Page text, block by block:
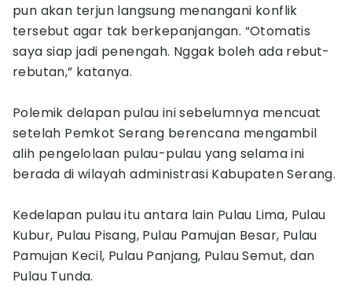
pun akan terjun langsung menangani konflik
tersebut agar tak berkepanjangan. “Otomatis
saya siap jadi penengah. Nggak boleh ada rebut-
rebutan,” katanya.
Polemik delapan pulau ini sebelumnya mencuat
setelah Pemkot Serang berencana mengambil
alih pengelolaan pulau-pulau yang selama ini
berada di wilayah administrasi Kabupaten Serang.
Kedelapan pulau itu antara lain Pulau Lima, Pulau
Kubur, Pulau Pisang, Pulau Pamujan Besar, Pulau
Pamujan Kecil, Pulau Panjang, Pulau Semut, dan
Pulau Tunda.